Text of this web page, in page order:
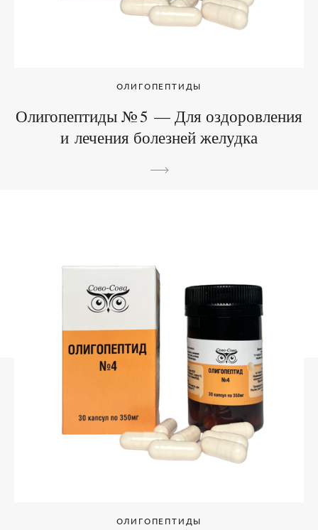
ОЛИГОПЕПТИДЫ
Олигопептиды № 5 — Для оздоровления
и лечения болезней желудка
ОЛИГОПЕПТИДЫ